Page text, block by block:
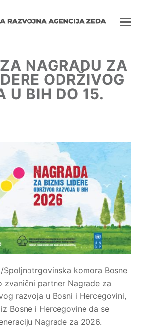
NAGRADU ZA
ODRŽIVOG
U BIH DO 15.
Spoljnotrgovinska komora Bosne
zvanični partner Nagrade za
razvoja u Bosni i Hercegovini,
Bosne i Hercegovine da se
Nagrade za 2026.